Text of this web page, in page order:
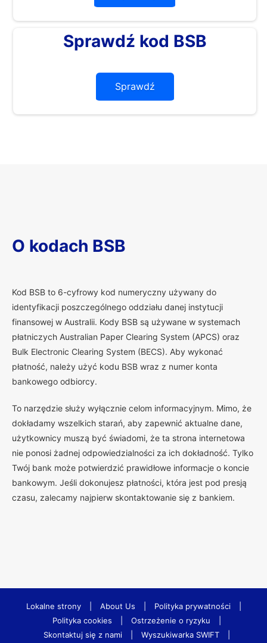
Sprawdź kod BSB
Sprawdź
O kodach BSB
Kod BSB to 6-cyfrowy kod numeryczny używany do
identyfikacji poszczególnego oddziału danej instytucji
finansowej w Australii. Kody BSB są używane w systemach
płatniczych Australian Paper Clearing System (APCS) oraz
Bulk Electronic Clearing System (BECS). Aby wykonać
płatność, należy użyć kodu BSB wraz z numer konta
bankowego odbiorcy.
To narzędzie służy wyłącznie celom informacyjnym. Mimo, że
dokładamy wszelkich starań, aby zapewnić aktualne dane,
użytkownicy muszą być świadomi, że ta strona internetowa
nie ponosi żadnej odpowiedzialności za ich dokładność. Tylko
Twój bank może potwierdzić prawidłowe informacje o koncie
bankowym. Jeśli dokonujesz płatności, która jest pod presją
czasu, zalecamy najpierw skontaktowanie się z bankiem.
Lokalne strony About Us Polityka prywatności
Polityka cookies
Ostrzeżenie o ryzyku
Skontaktuj się z nami
Wyszukiwarka SWIFT